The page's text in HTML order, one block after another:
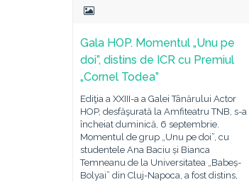
Gala HOP. Momentul „Unu pe
doi”, distins de ICR cu Premiul
„Cornel Todea”
Ediţia a XXIII-a a Galei Tânărului Actor
HOP, desfăşurată la Amfiteatru TNB, s-a
încheiat duminică, 6 septembrie.
Momentul de grup „Unu pe doi”, cu
studentele Ana Baciu și Bianca
Temneanu de la Universitatea „Babeș-
Bolyai” din Cluj-Napoca, a fost distins,